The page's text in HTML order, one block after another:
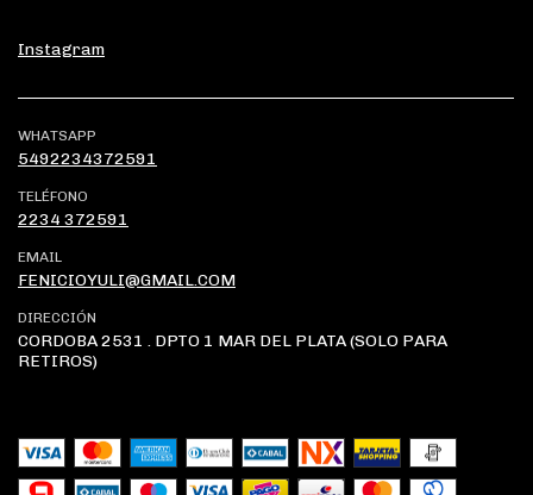
Instagram
WHATSAPP
5492234372591
TELÉFONO
2234 372591
EMAIL
FENICIOYULI@GMAIL.COM
DIRECCIÓN
CORDOBA 2531 . DPTO 1 MAR DEL PLATA (SOLO PARA
RETIROS)